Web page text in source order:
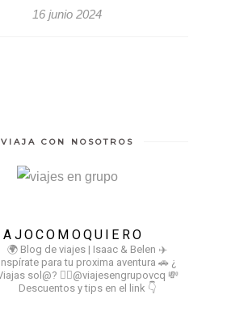
16 junio 2024
VIAJA CON NOSOTROS
🌍 Blog de viajes | Isaac & Belen ✈️
Inspírate para tu proxima aventura 🚗 ¿
sol@? 👉🏻@viajesengrupovcq 💸
Descuentos y tips en el link 👇